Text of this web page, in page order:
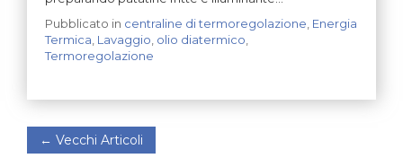
Pubblicato in centraline di termoregolazione Energia
Termica Lavaggio olio diatermico
Termoregolazione
← Vecchi Articoli